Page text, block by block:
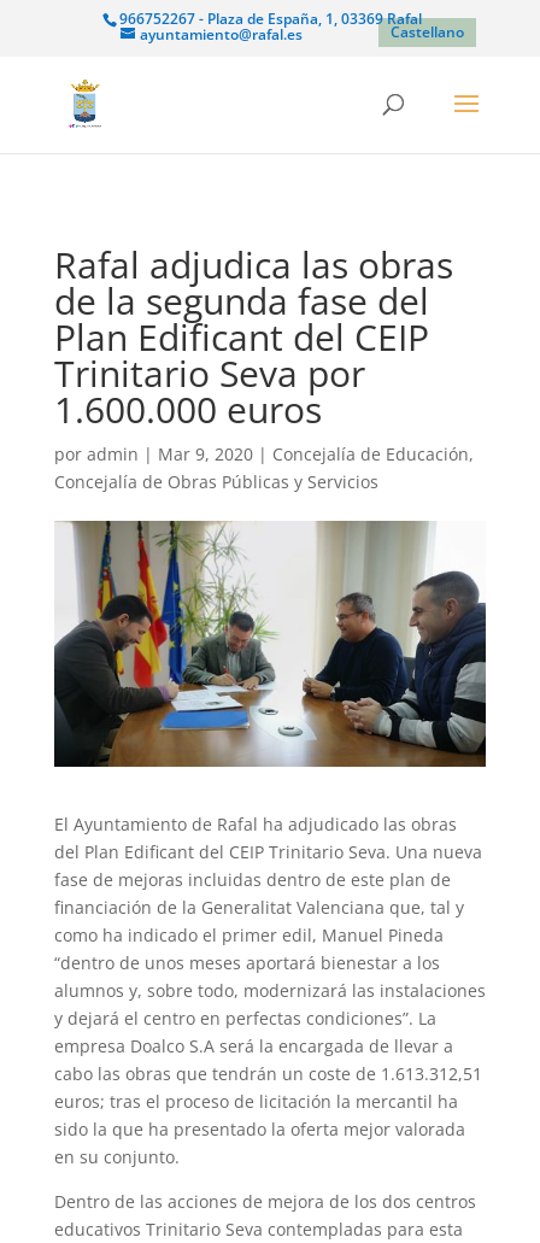
966752267 - Plaza de España, 1, 03369 Rafal
ayuntamiento@rafal.es Castellano
Rafal adjudica las obras
de la segunda fase del
Plan Edificant del CEIP
Trinitario Seva por
1.600.000 euros
por admin | Mar 9, 2020| Concejalía de Educación,
Concejalía de Obras Públicas y Servicios
El Ayuntamiento de Rafal ha adjudicado las obras
del Plan Edificant del CEIP Trinitario Seva. Una nueva
fase de mejoras incluidas dentro de este plan de
financiación de la Generalitat Valenciana que, tal y
como ha indicado el primer edil, Manuel Pineda
“dentro de unos meses aportará bienestar a los
alumnos y, sobre todo, modernizará las instalaciones
y dejará el centro en perfectas condiciones”. La
empresa Doalco S.A será la encargada de llevar a
cabo las obras que tendrán un coste de 1.613.312,51
euros; tras el proceso de licitación la mercantil ha
sido la que ha presentado la oferta mejor valorada
en su conjunto.
Dentro de las acciones de mejora de los dos centros
educativos Trinitario Seva contempladas para esta